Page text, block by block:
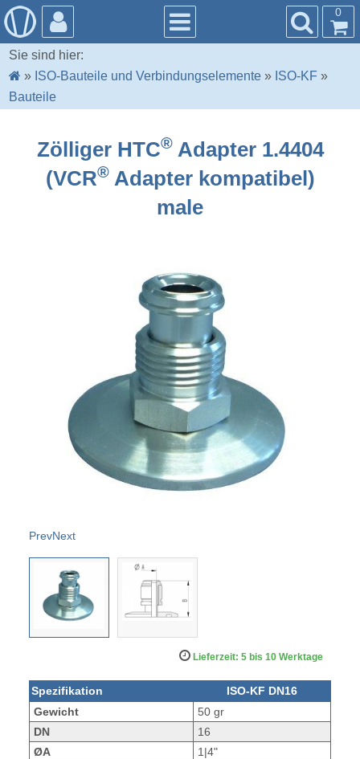
0
Sie sind hier:
» ISO-Bauteile und Verbindungselemente » ISO-KF »
Bauteile
Zölliger HTC®Adapter 1.4404
(VCR®Adapter kompatibel)
male
PrevNext
Lieferzeit: 5 bis 10 Werktage
Spezifikation
ISO-KF DN16
Gewicht
50 gr
DN
16
ØA
1|4"